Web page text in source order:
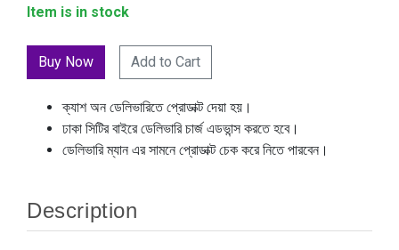
Item is in stock
Add to Cart
ক্যাশ অন ডেলিভারিতে প্রোডাক্ট দেয়া হয়।
ঢাকা সিটির বাইরে ডেলিভারি চার্জ এডভান্স করতে হবে।
ডেলিভারি ম্যান এর সামনে প্রোডাক্ট চেক করে নিতে পারবেন।
Description